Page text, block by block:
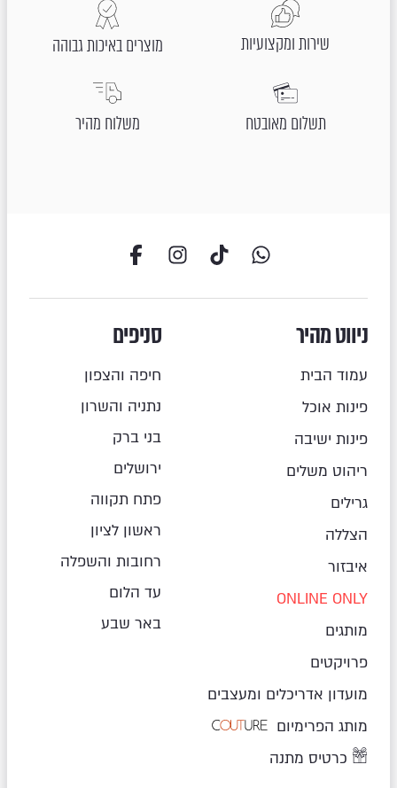
שירות ומקצועיות מוצרים באיכות גבוהה
תשלום מאובטח משלוח מהיר
ניווט מהיר
עמוד הבית
פינות אוכל
פינות ישיבה
ריהוט משלים
גרילים
הצללה
איבזור
ONLINE ONLY
מותגים
פרויקטים
מועדון אדריכלים ומעצבים
מותג הפרימיום
כרטיס מתנה
סניפים
חיפה והצפון
נתניה והשרון
בני ברק
ירושלים
פתח תקווה
ראשון לציון
רחובות והשפלה
עד הלום
באר שבע